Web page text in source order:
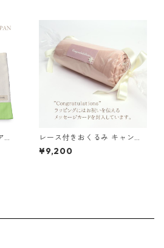
ッ
レース付きおくるみ キャンデ
ィ くすみブルー
¥9,200